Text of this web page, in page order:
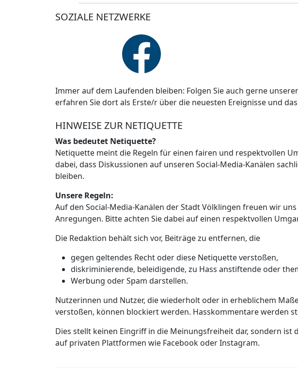
SOZIALE NETZWERKE
Immer auf dem Laufenden bleiben: Folgen Sie auch gerne
erfahren Sie dort als Erste/r über die neuesten Ereignisse und
HINWEISE ZUR NETIQUETTE
Was bedeutet Netiquette?
Netiquette meint die Regeln für einen fairen und respektvollen
dabei, dass Diskussionen auf unseren Social-Media-Kanälen
bleiben.
Unsere Regeln:
Auf den Social-Media-Kanälen der Stadt Völklingen freuen wir
Anregungen. Bitte achten Sie dabei auf einen respektvollen
Die Redaktion behält sich vor, Beiträge zu entfernen, die
gegen geltendes Recht oder diese Netiquette verstoßen,
diskriminierende, beleidigende, zu Hass anstiftende oder
Werbung oder Spam darstellen.
Nutzerinnen und Nutzer, die wiederholt oder in erheblichem
verstoßen, können blockiert werden. Hasskommentare werden
Dies stellt keinen Eingriff in die Meinungsfreiheit dar, sondern ist
auf privaten Plattformen wie Facebook oder Instagram.